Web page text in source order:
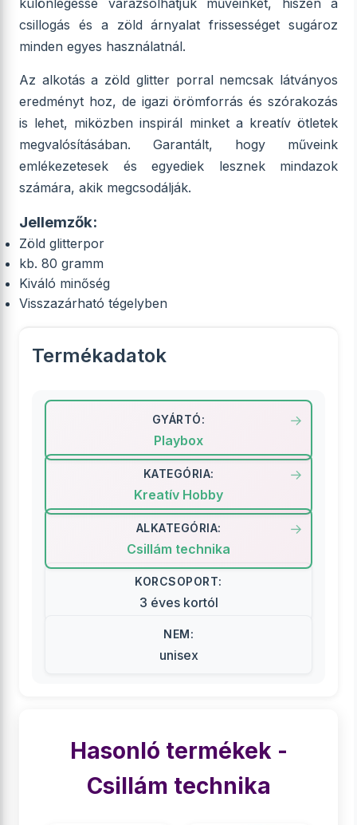
különlegessé varázsolhatjuk műveinket, hiszen a
csillogás és a zöld árnyalat frissességet sugároz
minden egyes használatnál.
Az alkotás a zöld glitter porral nemcsak látványos
eredményt hoz, de igazi örömforrás és szórakozás
is lehet, miközben inspirál minket a kreatív ötletek
megvalósításában. Garantált, hogy műveink
emlékezetesek és egyediek lesznek mindazok
számára, akik megcsodálják.
Jellemzők:
Zöld glitterpor
kb. 80 gramm
Kiváló minőség
Visszazárható tégelyben
Termékadatok
GYÁRTÓ:
Playbox
KATEGÓRIA:
Kreatív Hobby
ALKATEGÓRIA:
Csillám technika
KORCSOPORT:
3 éves kortól
NEM:
unisex
Hasonló termékek -
Csillám technika